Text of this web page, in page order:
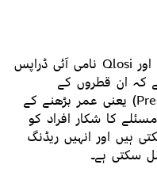
خبروں کے مطابق امریکہ میں Vuity اور Qlosi نامی آئی ڈراپس
کہ ان قطروں کے
استعمال سے پریسبائیوپیا (Presbyopia) یعنی عمر بڑھنے کے
کا شکار افراد کو
ہیں اور انہیں ریڈنگ
سکتی ہے۔